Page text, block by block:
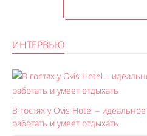
ИНТЕРВЬЮ
В гостях у Ovis Hotel –
работать и умеет отдыхать